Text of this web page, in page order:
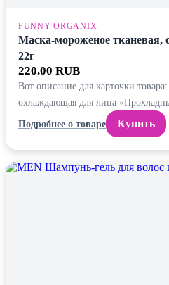
FUNNY ORGANIX
Маска-мороженое
22г
220.00 RUB
Вот описание для карточки
охлаждающая для лица
Подробнее о товаре
Купить